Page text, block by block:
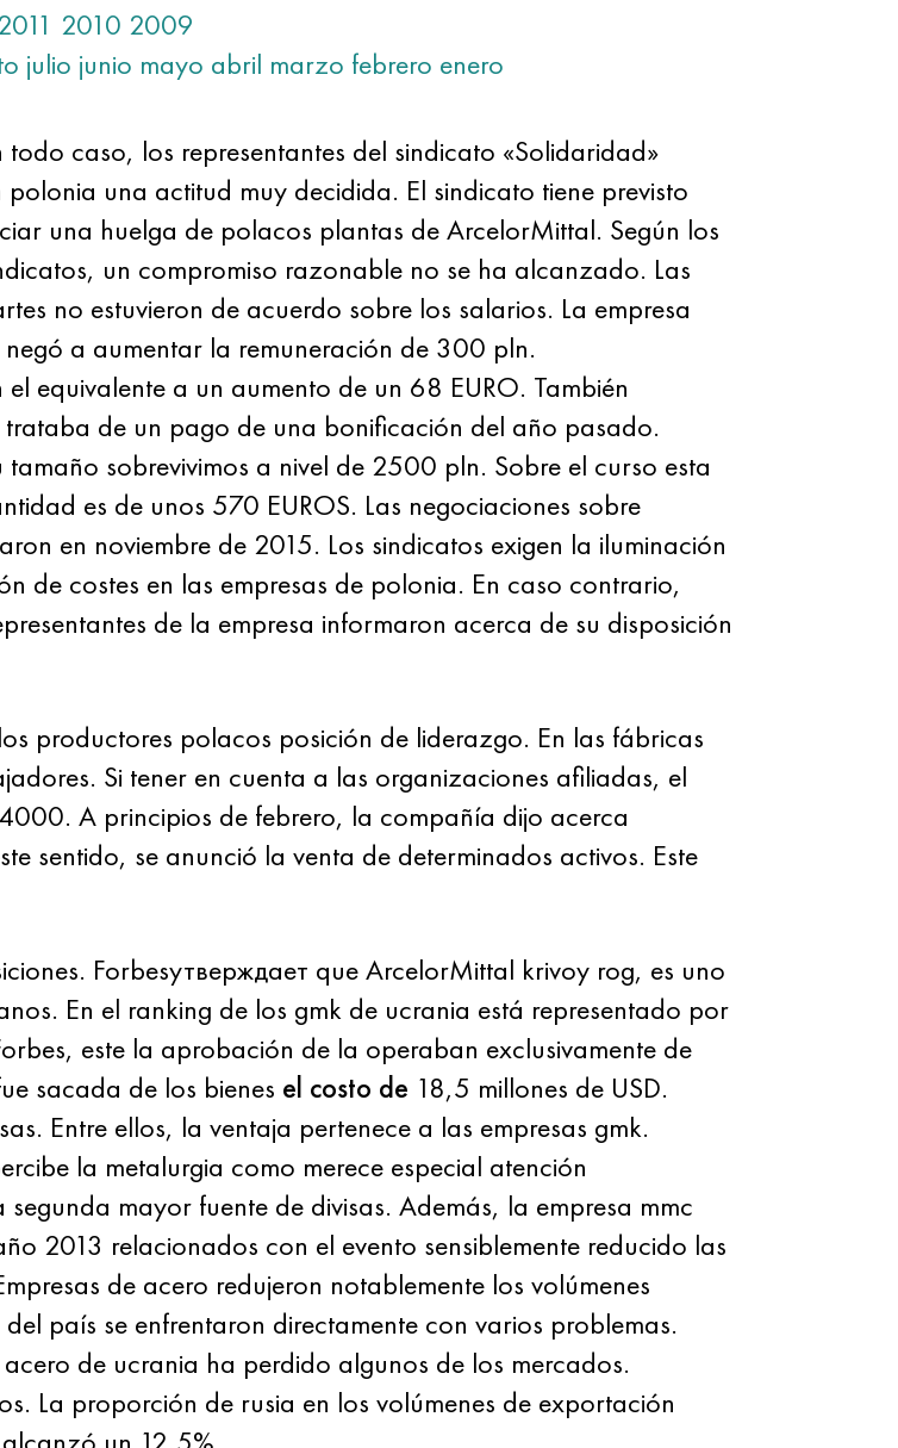
2010 2009
julio junio mayo abril marzo febrero enero
todo caso, los representantes del sindicato «Solidaridad»
polonia una actitud muy decidida. El sindicato tiene previsto
una huelga de polacos plantas de ArcelorMittal. Según los
un compromiso razonable no se ha alcanzado. Las
no estuvieron de acuerdo sobre los salarios. La empresa
negó a aumentar la remuneración de 300 pln.
el equivalente a un aumento de un 68 EURO. También
trataba de un pago de una bonificación del año pasado.
tamaño sobrevivimos a nivel de 2500 pln. Sobre el curso esta
es de unos 570 EUROS. Las negociaciones sobre
en noviembre de 2015. Los sindicatos exigen la iluminación
de costes en las empresas de polonia. En caso contrario,
de la empresa informaron acerca de su disposición
productores polacos posición de liderazgo. En las fábricas
Si tener en cuenta a las organizaciones afiliadas, el
A principios de febrero, la compañía dijo acerca
sentido, se anunció la venta de determinados activos. Este
Forbesутверждает que ArcelorMittal krivoy rog, es uno
En el ranking de los gmk de ucrania está representado por
este la aprobación de la operaban exclusivamente de
sacada de los bienes el costo de 18,5 millones de USD.
Entre ellos, la ventaja pertenece a las empresas gmk.
la metalurgia como merece especial atención
mayor fuente de divisas. Además, la empresa mmc
2013 relacionados con el evento sensiblemente reducido las
de acero redujeron notablemente los volúmenes
país se enfrentaron directamente con varios problemas.
de ucrania ha perdido algunos de los mercados.
La proporción de rusia en los volúmenes de exportación